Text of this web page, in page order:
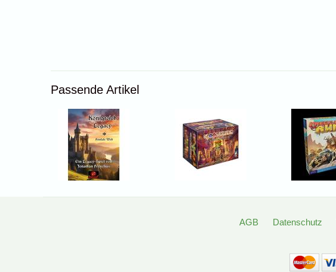
Passende Artikel
AGB Datenschutz